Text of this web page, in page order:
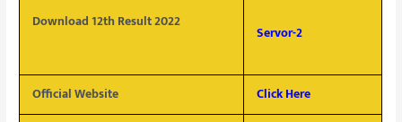
Download 12th Result 2022
Servor-2
Official Website
Click Here